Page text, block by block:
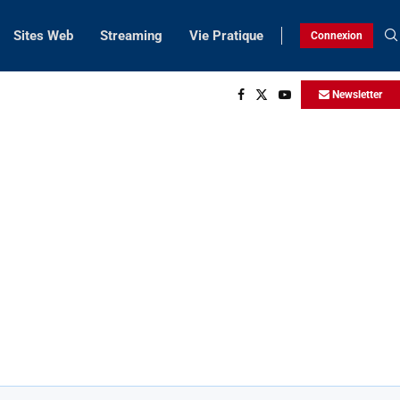
Sites Web Streaming Vie Pratique Connexion
Newsletter